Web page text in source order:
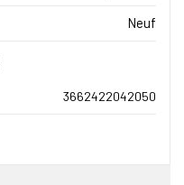
Neuf
3662422042050